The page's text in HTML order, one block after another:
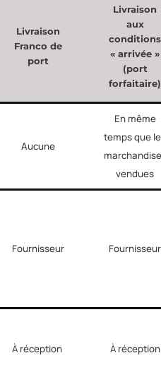
Livraison
Franco de
port
Livraison
aux
conditions
« arrivée »
(port
forfaitaire)
Aucune
En même
temps que
vendues
Fournisseur Fournisseur
À réception Àréception